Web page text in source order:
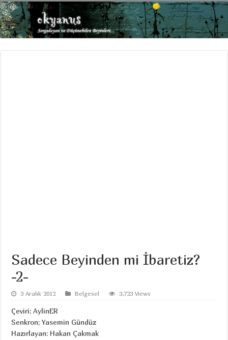
Sadece Beyinden mi İbaretiz?
-2-
3 Aralık 2012 Belgesel 3,723 Views
Çeviri: AylinER
Senkron; Yasemin Gündüz
Hazırlayan: Hakan Çakmak